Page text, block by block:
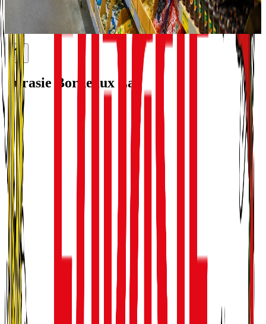
exigences. Ainsi, vous trouverez des sauces, des snacks salés et
sucrés dont des chips de fruits mais également des desserts
traditionnels thaîlandais.
Eurasie Bordeaux Lac